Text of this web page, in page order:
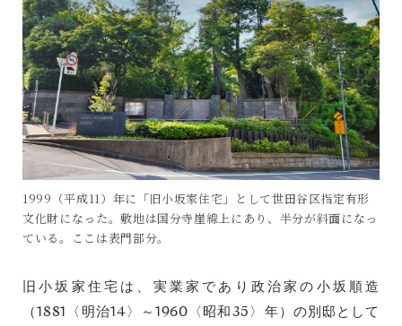
1999（平成11）年に「旧小坂家住宅」として世田谷区指定有形
文化財になった。敷地は国分寺崖線上にあり、半分が斜面になっ
ている。ここは表門部分。
旧小坂家住宅は、実業家であり政治家の小坂順造
（1881〈明治14〉～1960〈昭和35〉年）の別邸として